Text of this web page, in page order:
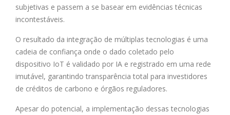
subjetivas e passem a se basear em evidências técnicas
incontestáveis.
O resultado da integração de múltiplas tecnologias é uma
cadeia de confiança onde o dado coletado pelo
dispositivo IoT é validado por IA e registrado em uma rede
imutável, garantindo transparência total para investidores
de créditos de carbono e órgãos reguladores.
Apesar do potencial, a implementação dessas tecnologias